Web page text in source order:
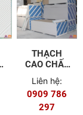
THẠCH
CAO CHẤT
Liên hệ:
0909 786
297